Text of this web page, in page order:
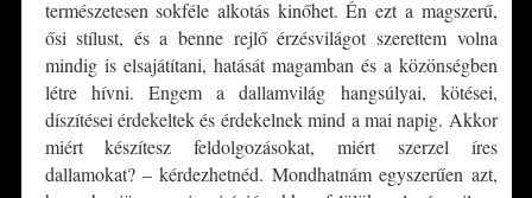
természetesen sokféle alkotás kinőhet. Én ezt a magszerű,
ősi stílust, és a benne rejlő érzésvilágot szerettem volna
mindig is elsajátítani, hatását magamban és a közönségben
létre hívni. Engem a dallamvilág hangsúlyai, kötései,
díszítései érdekeltek és érdekelnek mind a mai napig. Akkor
miért készítesz feldolgozásokat, miért szerzel íres
dallamokat? – kérdezhetnéd. Mondhatnám egyszerűen azt,